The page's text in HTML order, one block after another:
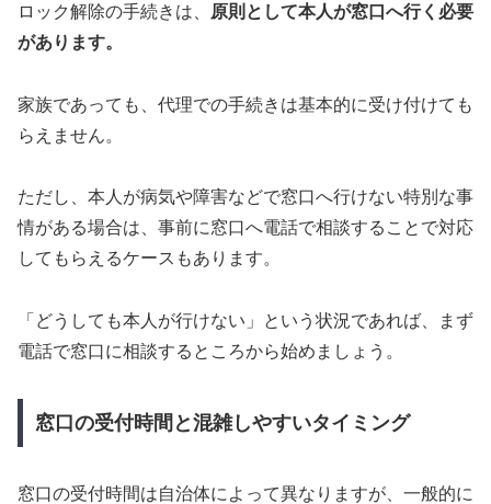
ロック解除の手続きは、
原則として本人が窓口へ行く必要
があります。
家族であっても、代理での手続きは基本的に受け付けても
らえません。
ただし、本人が病気や障害などで窓口へ行けない特別な事
情がある場合は、事前に窓口へ電話で相談することで対応
してもらえるケースもあります。
「どうしても本人が行けない」という状況であれば、まず
電話で窓口に相談するところから始めましょう。
窓口の受付時間と混雑しやすいタイミング
窓口の受付時間は自治体によって異なりますが、一般的に